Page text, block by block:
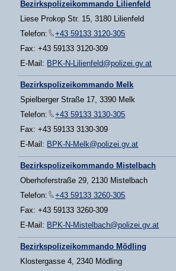
Bezirkspolizeikommando Lilienfeld
Liese Prokop Str. 15, 3180 Lilienfeld
Telefon:
+43 59133 3120-305
Fax: +43 59133 3120-309
E-Mail: BPK-N-Lilienfeld@polizei.gv.at
Bezirkspolizeikommando Melk
Spielberger Straße 17, 3390 Melk
Telefon:
+43 59133 3130-305
Fax: +43 59133 3130-309
E-Mail: BPK-N-Melk@polizei.gv.at
Bezirkspolizeikommando Mistelbach
Oberhoferstraße 29, 2130 Mistelbach
Telefon:
+43 59133 3260-305
Fax: +43 59133 3260-309
E-Mail: BPK-N-Mistelbach@polizei.gv.at
Bezirkspolizeikommando Mödling
Klostergasse 4, 2340 Mödling